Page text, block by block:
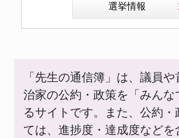
選挙情報
「先生の通信簿」は、議員
治家の公約・政策を「みんな
るサイトです。また、公約・
ては、進捗度・達成度などを